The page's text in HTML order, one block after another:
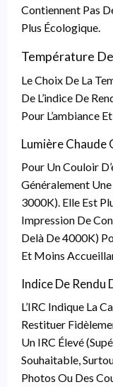
Contiennent Pas
Plus Écologique.
Température
Le Choix De La
De L’indice De
Pour L’ambiance
Lumière Chaude
Pour Un Couloir
Généralement
3000K). Elle Est
Impression De
Delà De 4000K)
Et Moins
Indice De Rendu
L’IRC Indique La
Restituer
Un IRC Élevé
Souhaitable,
Photos Ou Des